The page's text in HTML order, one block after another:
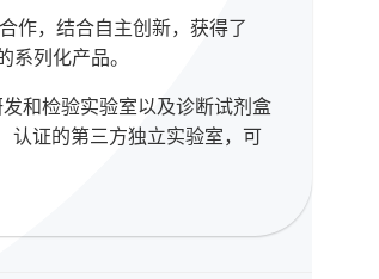
作，结合自主创新，获得了
列化产品。
和检验实验室以及诊断试剂盒
认证的第三方独立实验室，可